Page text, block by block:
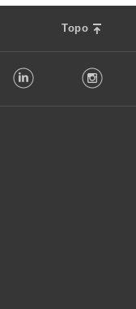
Topo
LinkedIn